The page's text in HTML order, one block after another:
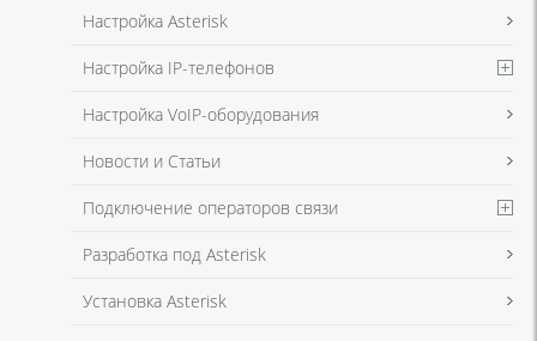
Настройка Asterisk
Настройка IP-телефонов
Настройка VoIP-оборудования
Новости и Статьи
Подключение операторов связи
Разработка под Asterisk
Установка Asterisk